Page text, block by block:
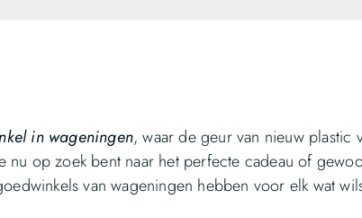
in wageningen, waar de geur van nieuw plastic
op zoek bent naar het perfecte cadeau of
van wageningen hebben voor elk wat